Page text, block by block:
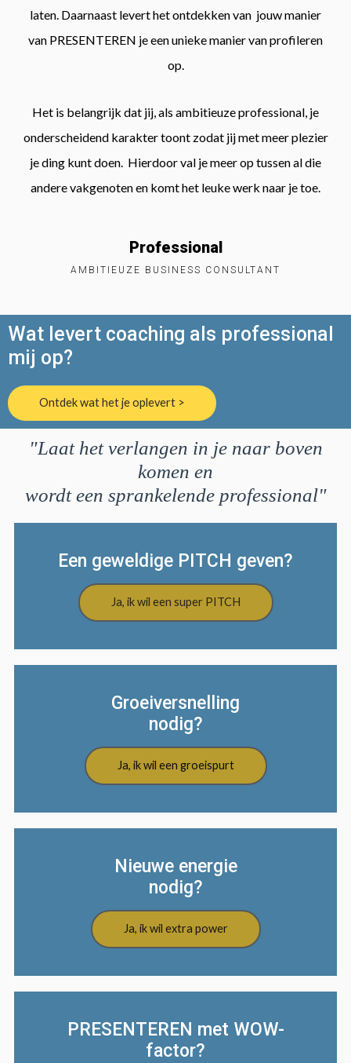
laten. Daarnaast levert het ontdekken van jouw manier
van PRESENTEREN je een unieke manier van profileren
op.
Het is belangrijk dat jij, als ambitieuze professional, je
onderscheidend karakter toont zodat jij met meer plezier
je ding kunt doen. Hierdoor val je meer op tussen al die
andere vakgenoten en komt het leuke werk naar je toe.
Professional
AMBITIEUZE BUSINESS CONSULTANT
Wat levert coaching als professional
mij op?
Ontdek wat het je oplevert >
"Laat het verlangen in je naar boven
komen en
wordt een sprankelende professional"
Een geweldige PITCH geven?
Ja, ik wil een super PITCH
Groeiversnelling
nodig?
Ja, ik wil een groeispurt
Nieuwe energie
nodig?
Ja, ik wil extra power
PRESENTEREN met WOW-
factor?